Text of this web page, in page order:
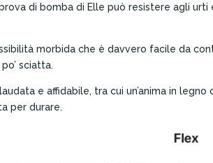
di bomba di Elle può resistere agli
morbida che è davvero facile da
sciatta.
e affidabile, tra cui un’anima in
per durare.